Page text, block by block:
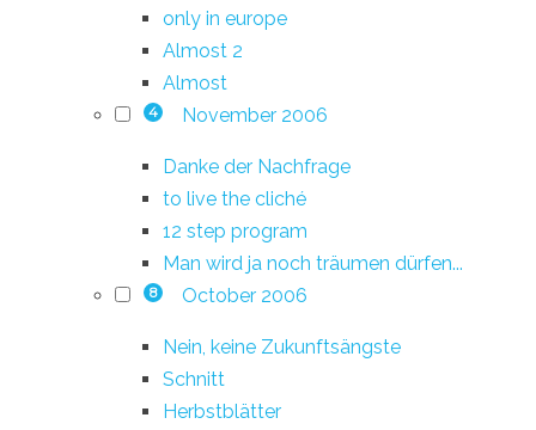
only in europe
Almost 2
Almost
4 November 2006
Danke der Nachfrage
to live the cliché
12 step program
Man wird ja noch träumen dürfen...
8 October 2006
Nein, keine Zukunftsängste
Schnitt
Herbstblätter